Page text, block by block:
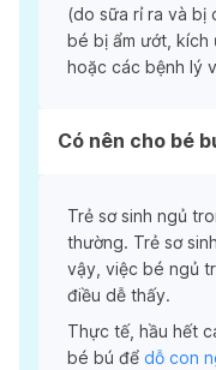
(do sữa rỉ ra và bị
bé bị ẩm ướt,
hoặc các bệnh lý
Có nên cho bé
Trẻ sơ sinh ngủ
thường. Trẻ sơ
vậy, việc bé ngủ
điều dễ thấy.
Thực tế, hầu hết
bé bú để dỗ con